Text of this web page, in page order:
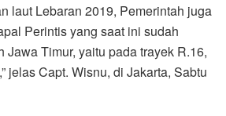
laut Lebaran 2019, Pemerintah juga
Perintis yang saat ini sudah
Jawa Timur, yaitu pada trayek R.16,
jelas Capt. Wisnu, di Jakarta, Sabtu